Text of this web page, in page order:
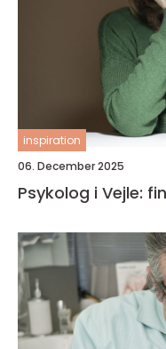
inspiration
06. December 2025
Psykolog i Vejle: